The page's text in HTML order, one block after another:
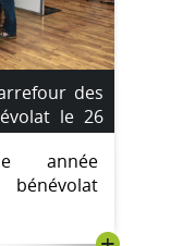
des
le 26
année